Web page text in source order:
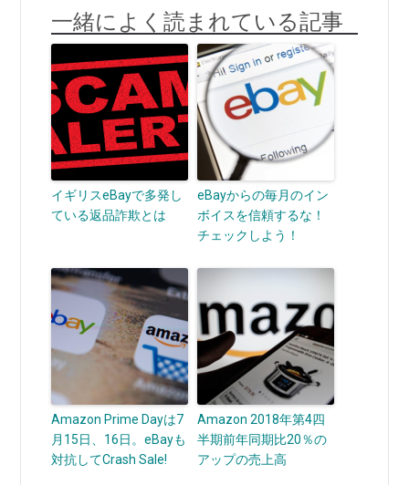
一緒によく読まれている記事
イギリスeBayで多発し
ている返品詐欺とは
eBayからの毎月のイン
ボイスを信頼するな！
チェックしよう！
Amazon Prime Dayは7
月15日、16日。eBayも
対抗してCrash Sale!
Amazon 2018年第4四
半期前年同期比20％の
アップの売上高